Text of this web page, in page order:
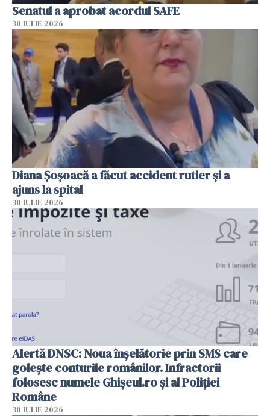
Senatul a aprobat acordul SAFE
30 IULIE 2026
Diana Șoșoacă a făcut accident rutier și a
ajuns la spital
30 IULIE 2026
Alertă DNSC: Noua înșelătorie prin SMS care
golește conturile românilor. Infractorii
folosesc numele Ghișeul.ro și al Poliției
Române
30 IULIE 2026